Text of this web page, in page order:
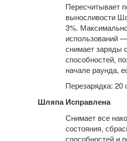
Пересчитывает
выносливости
3%.
использований
снимает заряды
способностей,
начале раунда,
Перезарядка: 20
Шляпа Исправлена
Снимает все
состояния,